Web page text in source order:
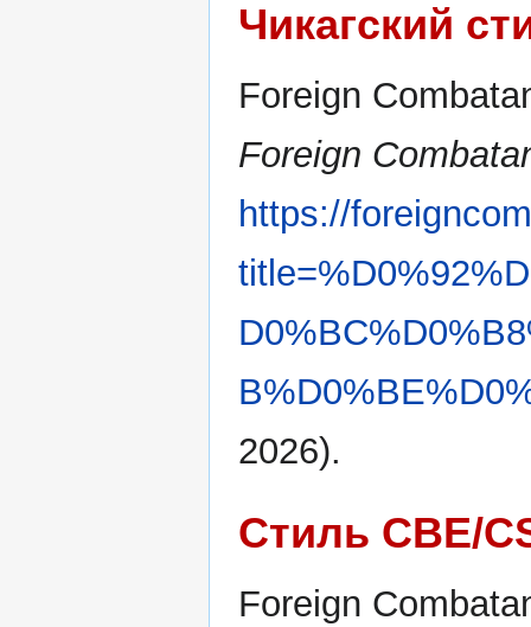
Чикагский
Foreign
Foreign
https://
2026).
Стиль CBE/
Foreign